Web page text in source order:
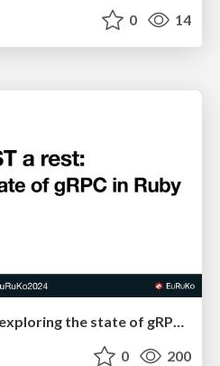
0 14
Let's give REST a rest: exploring the state of gRPC in Ruby
0 200